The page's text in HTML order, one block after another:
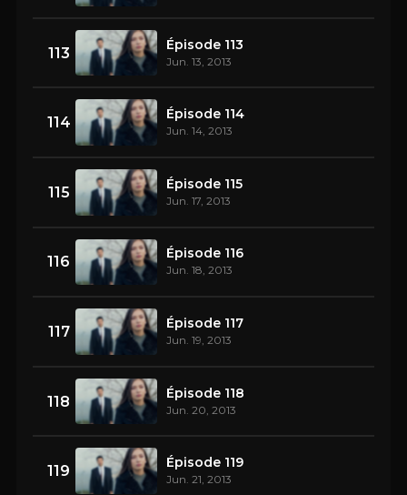
113 Épisode 113
Jun. 13, 2013
114 Épisode 114
Jun. 14, 2013
115 Épisode 115
Jun. 17, 2013
116 Épisode 116
Jun. 18, 2013
117 Épisode 117
Jun. 19, 2013
118 Épisode 118
Jun. 20, 2013
119 Épisode 119
Jun. 21, 2013